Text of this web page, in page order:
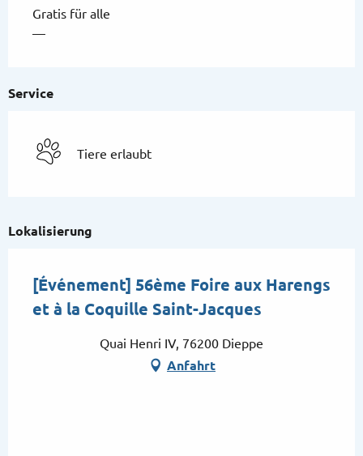
Service
Tiere erlaubt
Gratis für alle
—
Lokalisierung
[Événement] 56ème Foire aux Harengs
et à la Coquille Saint-Jacques
Quai Henri IV, 76200 Dieppe
Anfahrt